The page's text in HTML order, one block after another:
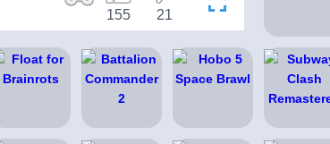
21
155